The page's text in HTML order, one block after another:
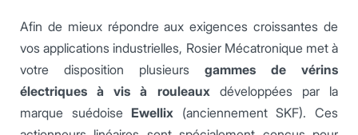
Afin de mieux répondre aux exigences croissantes de
vos applications industrielles, Rosier Mécatronique met à
votre disposition plusieurs gammes de vérins
électriques à vis à rouleaux développées par la
marque suédoise Ewellix (anciennement SKF). Ces